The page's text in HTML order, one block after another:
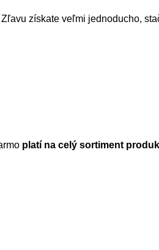
získate veľmi jednoducho,
platí na celý sortiment